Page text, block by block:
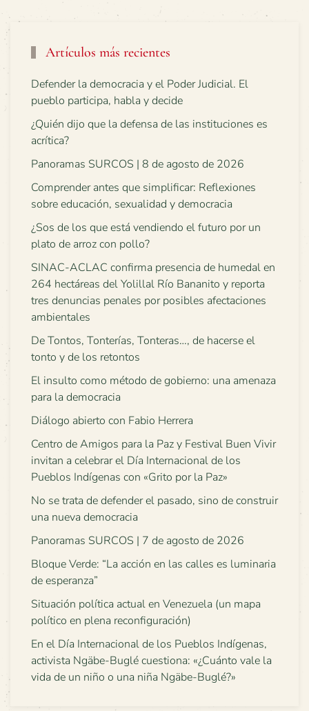
Artículos más recientes
Defender la democracia y el Poder Judicial. El
pueblo participa, habla y decide
¿Quién dijo que la defensa de las instituciones es
acrítica?
Panoramas SURCOS | 8 de agosto de 2026
Comprender antes que simplificar: Reflexiones
sobre educación, sexualidad y democracia
¿Sos de los que está vendiendo el futuro por un
plato de arroz con pollo?
SINAC-ACLAC confirma presencia de humedal en
264 hectáreas del Yolillal Río Bananito y reporta
tres denuncias penales por posibles afectaciones
ambientales
De Tontos, Tonterías, Tonteras…, de hacerse el
tonto y de los retontos
El insulto como método de gobierno: una amenaza
para la democracia
Diálogo abierto con Fabio Herrera
Centro de Amigos para la Paz y Festival Buen Vivir
invitan a celebrar el Día Internacional de los
Pueblos Indígenas con «Grito por la Paz»
No se trata de defender el pasado, sino de construir
una nueva democracia
Panoramas SURCOS | 7 de agosto de 2026
Bloque Verde: “La acción en las calles es luminaria
de esperanza”
Situación política actual en Venezuela (un mapa
político en plena reconfiguración)
En el Día Internacional de los Pueblos Indígenas,
activista Ngäbe-Buglé cuestiona: «¿Cuánto vale la
vida de un niño o una niña Ngäbe-Buglé?»